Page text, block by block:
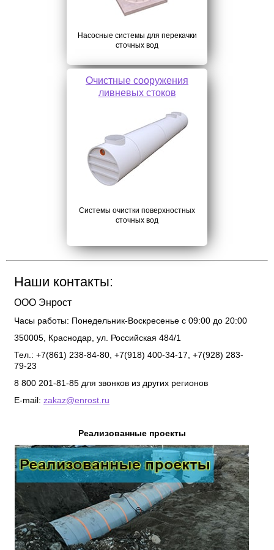
Насосные системы для перекачки
сточных вод
Очистные сооружения
ливневых стоков
Системы очистки поверхностных
сточных вод
Наши контакты:
ООО Энрост
Часы работы: Понедельник-Воскресенье с 09:00 до 20:00
350005 Краснодар ул. Российская 484/1
Тел.: +7(861) 238-84-80, +7(918) 400-34-17, +7(928) 283-
79-23
8 800 201-81-85 для звонков из других регионов
E-mail: zakaz@enrost.ru
Реализованные проекты